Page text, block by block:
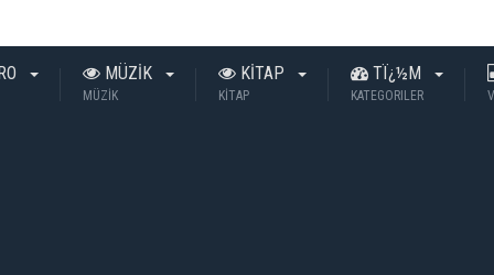
MÜZİK
MÜZİK
KİTAP
KİTAP
TÏ¿½M
KATEGORILER